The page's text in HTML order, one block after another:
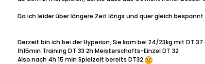
Da ich leider über längere Zeit längs und quer gleich
Derzeit bin ich bei der Hyperion, Sie kam bei 24/23kg mit DT
1h15min Training DT 33 2h Meisterschafts-Einzel DT 32
Also nach 4h 15 min Spielzeit bereits DT32